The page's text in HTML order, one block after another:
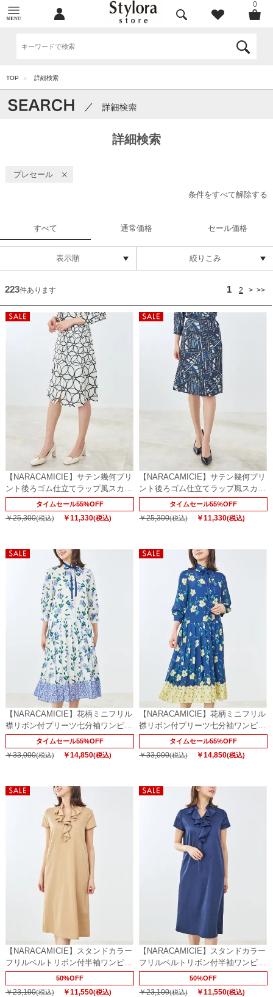
0
TOP > 詳細検索
詳細検索
プレセール
条件をすべて解除する
すべて 通常価格 セール価格
表示順 絞りこみ
223件あります 1 2 > >>
【NARACAMICIE】サテン幾何プリ
ント後ろゴム仕立てラップ風スカー
ト
タイムセール55%OFF
￥25,300(税込) ￥11,330(税込)
【NARACAMICIE】サテン幾何プリ
ント後ろゴム仕立てラップ風スカー
ト
タイムセール55%OFF
￥25,300(税込) ￥11,330(税込)
【NARACAMICIE】花柄ミニフリル
襟リボン付プリーツ七分袖ワンピー
ス
タイムセール55%OFF
￥33,000(税込) ￥14,850(税込)
【NARACAMICIE】花柄ミニフリル
襟リボン付プリーツ七分袖ワンピー
ス
タイムセール55%OFF
￥33,000(税込) ￥14,850(税込)
【NARACAMICIE】スタンドカラー
フリルベルトリボン付半袖ワンピー
ス
50%OFF
￥23,100(税込) ￥11,550(税込)
【NARACAMICIE】スタンドカラー
フリルベルトリボン付半袖ワンピー
ス
50%OFF
￥23,100(税込) ￥11,550(税込)